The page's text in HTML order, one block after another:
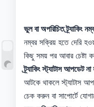
ভুল বা অপরিচিত ট্র্যাকিং
নম্বর সক্রিয় হতে দেরি
কিছু সময় পর আবার চেষ্টা
ট্র্যাকিং স্ট্যাটাস আপডেট
আটকে থাকলে স্ট্যাটাস
চেক করুন বা সাপোর্টে